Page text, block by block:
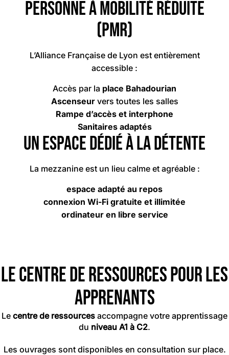
Personne à Mobilité Réduite
(PMR)
L’Alliance Française de Lyon est entièrement
accessible :
Accès par la place Bahadourian
Ascenseurvers toutes les salles
Rampe d’accès et interphone
Sanitaires adaptés
Un espace dédié à la détente
La mezzanine est un lieu calme et agréable :
espace adapté au repos
connexion Wi-Fi gratuite et illimitée
ordinateur en libre service
Le centre de ressources pour les
apprenants
Le centre de ressources accompagne votre apprentissage
du niveau A1 à C2.
Les ouvrages sont disponibles en consultation sur place.